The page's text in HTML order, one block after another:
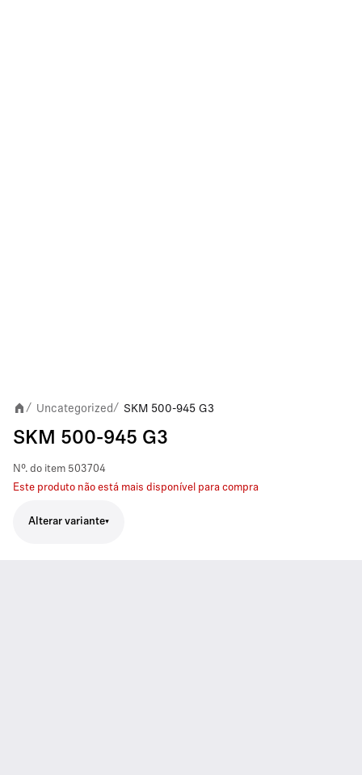
/ Uncategorized/ SKM 500-945 G3
SKM 500-945 G3
Nº. do item 503704
Este produto não está mais disponível para compra
Alterar variante